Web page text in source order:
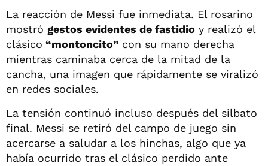
La reacción de Messi fue inmediata. El rosarino
mostró gestos evidentes de fastidio y realizó el
clásico “montoncito” con su mano derecha
mientras caminaba cerca de la mitad de la
cancha, una imagen que rápidamente se viralizó
en redes sociales.
La tensión continuó incluso después del silbato
final. Messi se retiró del campo de juego sin
acercarse a saludar a los hinchas, algo que ya
había ocurrido tras el clásico perdido ante